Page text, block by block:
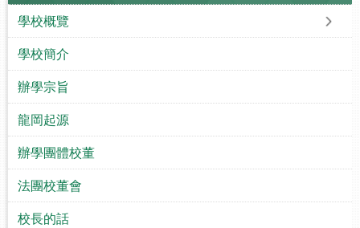
學校概覽
學校簡介
辦學宗旨
龍岡起源
辦學團體校董
法團校董會
校長的話